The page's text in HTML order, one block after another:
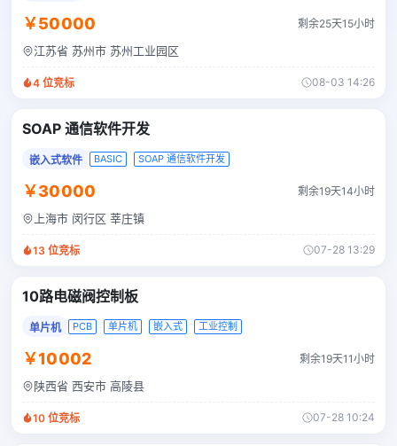
￥50000 剩余25天15小时
江苏省 苏州市 苏州工业园区
4 位竞标 08-03 14:26
SOAP 通信软件开发
嵌入式软件 BASIC SOAP 通信软件开发
￥30000 剩余19天14小时
上海市 闵行区 莘庄镇
13 位竞标 07-28 13:29
10路电磁阀控制板
单片机 PCB 单片机 嵌入式 工业控制
￥10002 剩余19天11小时
陕西省 西安市 高陵县
10 位竞标 07-28 10:24